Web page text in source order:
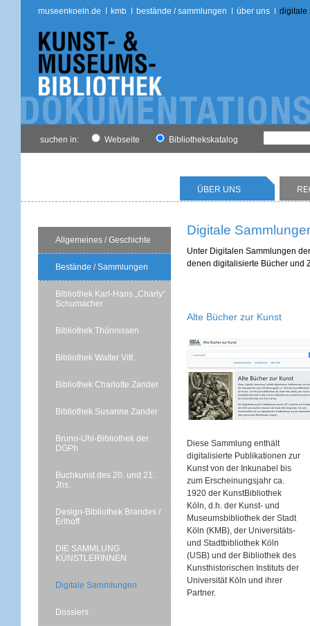
museenkoeln.de kmb bestände / sammlungen über uns digitale
suchen in: Webseite Bibliothekskatalog
ÜBER UNS
Allgemeines / Geschichte
Bestände / Sammlungen
Bibliothek Karl-Hans „Charly“
Schumacher
Bibliothek Thönnissen
Bibliothek Walter Vitt
Bibliothek Charlotte Zander
Bibliothek Susanne Zander
Bruno-Uhl-Bibliothek der
DGPh
Buchkunst des 20. und 21.
Jhs.
Design-Bibliothek Brandes /
Erlhoff
DIE SAMMLUNG
KÜNSTLERINNEN
Digitale Sammlungen
Dossiers
Digitale
Unter Digitalen Sammlungen
denen digitalisierte Bücher und
Alte Bücher zur Kunst
Diese Sammlung enthält
digitalisierte Publikationen zur
Kunst von der Inkunabel bis
zum Erscheinungsjahr ca.
1920 der KunstBibliothek
Köln, d.h. der Kunst- und
Museumsbibliothek der Stadt
Köln (KMB), der Universitäts-
und Stadtbibliothek Köln
(USB) und der Bibliothek des
Kunsthistorischen Instituts der
Universität Köln und ihrer
Partner.